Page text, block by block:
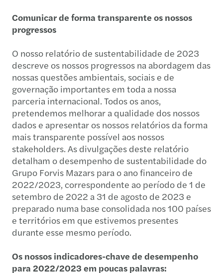
Comunicar de forma transparente os nossos
progressos
O nosso relatório de sustentabilidade de 2023
descreve os nossos progressos na abordagem das
nossas questões ambientais, sociais e de
governação importantes em toda a nossa
parceria internacional. Todos os anos,
pretendemos melhorar a qualidade dos nossos
dados e apresentar os nossos relatórios da forma
mais transparente possível aos nossos
stakeholders. As divulgações deste relatório
detalham o desempenho de sustentabilidade do
Grupo Forvis Mazars para o ano financeiro de
2022/2023, correspondente ao período de 1 de
setembro de 2022 a 31 de agosto de 2023 e
preparado numa base consolidada nos 100 países
e territórios em que estivemos presentes
durante esse mesmo período.
Os nossos indicadores-chave de desempenho
para 2022/2023 em poucas palavras: